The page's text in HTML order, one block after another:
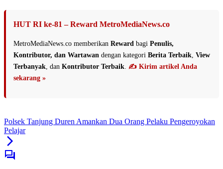
HUT RI ke-81 – Reward MetroMediaNews.co
MetroMediaNews.co memberikan Reward bagi Penulis,
Kontributor, dan Wartawan dengan kategori Berita Terbaik View
Terbanyak , dan Kontributor Terbaik ✍️ Kirim artikel Anda
sekarang »
Polsek Tanjung Duren Amankan Dua Orang Pelaku Pengeroyokan
Pelajar